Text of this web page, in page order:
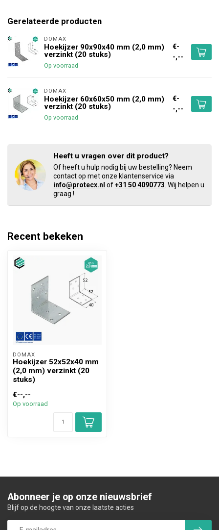
Gerelateerde producten
DOMAX
Hoekijzer 90x90x40 mm (2,0 mm)
verzinkt (20 stuks)
Op voorraad
€-
-,--
DOMAX
Hoekijzer 60x60x50 mm (2,0 mm)
verzinkt (20 stuks)
Op voorraad
€-
-,--
Heeft u vragen over dit product?
Of heeft u hulp nodig bij uw bestelling? Neem
contact op met onze klantenservice via
info@protecx.nl of+31 50 4090773 . Wij helpen u
graag !
Recent bekeken
DOMAX
Hoekijzer 52x52x40 mm
(2,0 mm) verzinkt (20
stuks)
€--,--
Op voorraad
Abonneer je op onze nieuwsbrief
Blijf op de hoogte van onze laatste acties